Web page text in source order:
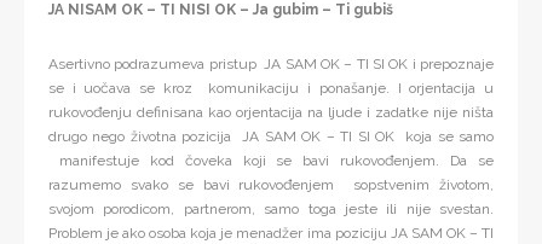
JA NISAM OK – TI NISI OK – Ja gubim – Ti gubiš
Asertivno podrazumeva pristup JA SAM OK – TI SI OK i prepoznaje
se i uočava se kroz komunikaciju i ponašanje. I orjentacija u
rukovođenju definisana kao orjentacija na ljude i zadatke nije ništa
drugo nego životna pozicija JA SAM OK – TI SI OK koja se samo
manifestuje kod čoveka koji se bavi rukovođenjem. Da se
razumemo svako se bavi rukovođenjem sopstvenim životom,
svojom porodicom, partnerom, samo toga jeste ili nije svestan.
Problem je ako osoba koja je menadžer ima poziciju JA SAM OK – TI